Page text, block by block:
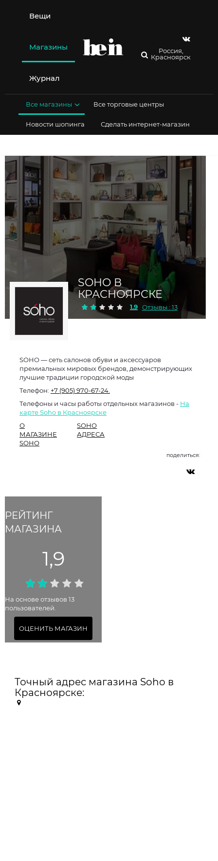
содержимому
Вещи
Магазины
Журнал
Россия,
Красноярск
Все магазины Все торговые центры
Новости шопинга Сделать интернет-магазин
SOHO В
КРАСНОЯРСКЕ
1.9 Отзывы : 13
РЕЙТИНГ
МАГАЗИНА
1,9
На основе отзывов 13
пользователей.
ОЦЕНИТЬ МАГАЗИН
SOHO — сеть салонов обуви и аксессуаров
премиальных мировых брендов, демонстрирующих
лучшие традиции городской моды
Телефон: +7 (905) 970-67-24.
Телефоны и часы работы отдельных магазинов - На
карте Soho в Красноярске
О
МАГАЗИНЕ
SOHO
SOHO
АДРЕСА
поделиться:
Точный адрес магазина Soho в
Красноярске: